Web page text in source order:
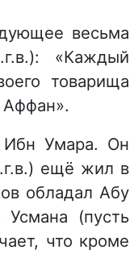
весьма
«Каждый
товарища
Аффан».
Ибн Умара. Он
ещё жил в
обладал Абу
(пусть
что кроме